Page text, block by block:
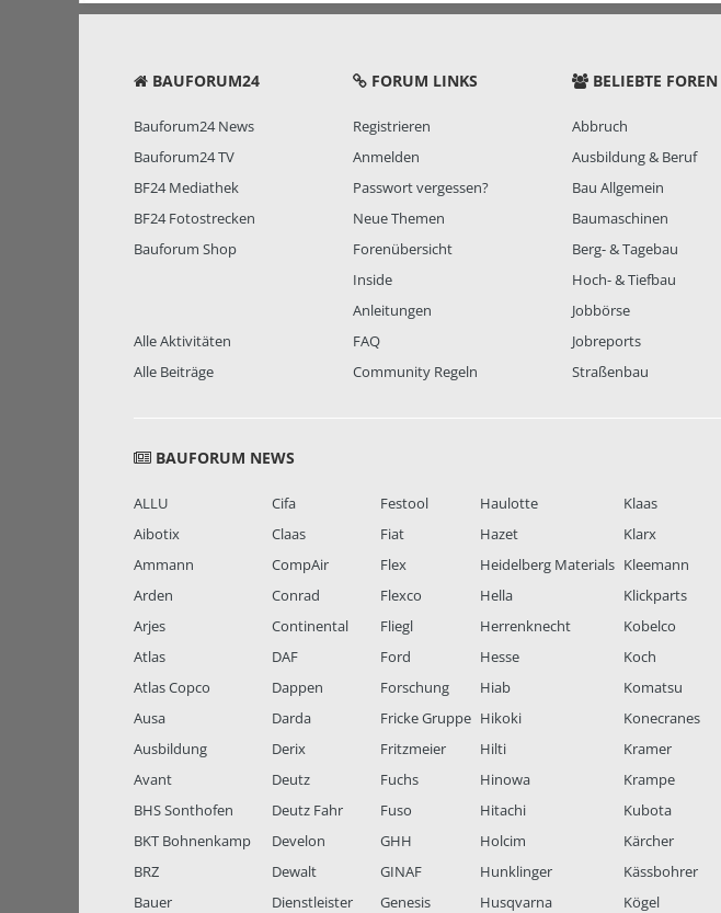
BAUFORUM24
Bauforum24 News
Bauforum24 TV
BF24 Mediathek
BF24 Fotostrecken
Bauforum Shop
Alle Aktivitäten
Alle Beiträge
FORUM LINKS
Registrieren
Anmelden
Passwort vergessen?
Neue Themen
Forenübersicht
Inside
Anleitungen
FAQ
Community Regeln
BELIEBTE FOREN
Abbruch
Ausbildung & Beruf
Bau Allgemein
Baumaschinen
Berg- & Tagebau
Hoch- & Tiefbau
Jobbörse
Jobreports
Straßenbau
BAUFORUM NEWS
ALLU
Aibotix
Ammann
Arden
Arjes
Atlas
Atlas Copco
Ausa
Ausbildung
Avant
BHS Sonthofen
BKT Bohnenkamp
BRZ
Bauer
Cifa
Claas
CompAir
Conrad
Continental
DAF
Dappen
Darda
Derix
Deutz
Deutz Fahr
Develon
Dewalt
Dienstleister
Festool
Fiat
Flex
Flexco
Fliegl
Ford
Forschung
Fricke Gruppe
Fritzmeier
Fuchs
Fuso
GHH
GINAF
Genesis
Haulotte
Hazet
Heidelberg Materials
Hella
Herrenknecht
Hesse
Hiab
Hikoki
Hilti
Hinowa
Hitachi
Holcim
Hunklinger
Husqvarna
Klaas
Klarx
Kleemann
Klickparts
Kobelco
Koch
Komatsu
Konecranes
Kramer
Krampe
Kubota
Kärcher
Kässbohrer
Kögel